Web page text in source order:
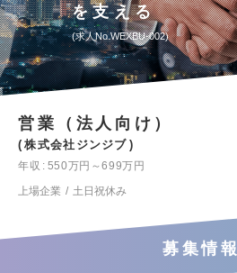
を支える
求人No.WEXBU-002
営業（法人向け）
株式会社ジンジブ
年収
550万円～699万円
上場企業
土日祝休み
募集情報